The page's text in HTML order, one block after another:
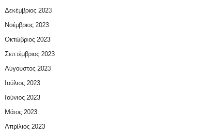
Δεκέμβριος 2023
Νοέμβριος 2023
Οκτώβριος 2023
Σεπτέμβριος 2023
Αύγουστος 2023
Ιούλιος 2023
Ιούνιος 2023
Μάιος 2023
Απρίλιος 2023